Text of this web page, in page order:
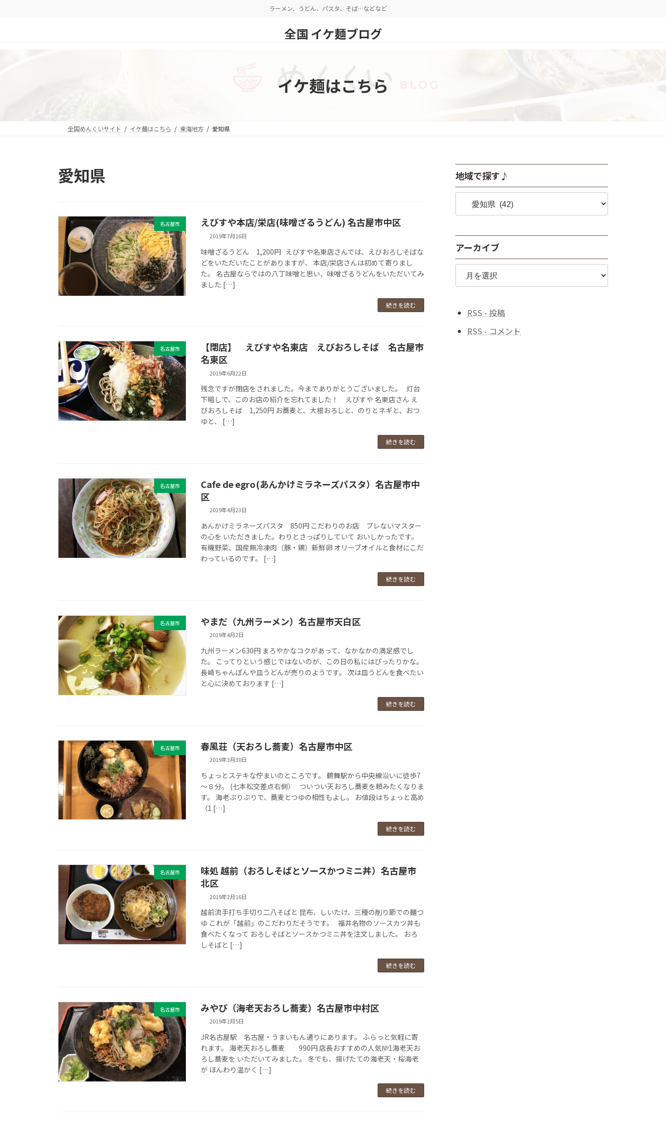
ラーメン、うどん、パスタ、そば…などなど
全国 イケ麺ブログ
イケ麺はこちら
全国めんくいサイト イケ麺はこちら 東海地方 愛知県
愛知県
名古屋市 えびすや本店/栄店(味噌ざるうどん) 名古屋市中区
2019年7月16日
味噌ざるうどん 1,200円 えびすや名東店さんでは、えびおろしそばな
どをいただいたことがありますが、 本店/栄店さんは初めて寄りまし
た。 名古屋ならではの八丁味噌と思い、味噌ざるうどんをいただいてみ
ました […]
続きを読む
名古屋市
【閉店】 えびすや名東店 えびおろしそば 名古屋市
名東区
2019年6月22日
残念ですが閉店をされました。今までありがとうございました。 灯台
下暗しで、このお店の紹介を忘れてました！ えびすや 名東店さん え
びおろしそば 1,250円 お蕎麦と、大根おろしと、のりとネギと、おつ
ゆと、 […]
続きを読む
名古屋市
Cafe de egro(あんかけミラネーズパスタ）名古屋市中
区
2019年4月23日
あんかけミラネーズパスタ 850円 こだわりのお店 ブレないマスター
の心を いただきました。わりとさっぱりしていて おいしかったです。
有機野菜、国産無冷凍肉（豚・鶏）新鮮卵 オリーブオイルと食材にこだ
わっているのです。 […]
続きを読む
名古屋市 やまだ（九州ラーメン）名古屋市天白区
2019年4月2日
九州ラーメン630円 まろやかなコクがあって、なかなかの満足感でし
た。 こってりという感じではないのが、この日の私にはぴったりかな。
長崎ちゃんぽんや皿うどんが売りのようです。 次は皿うどんを食べたい
と心に決めております […]
続きを読む
名古屋市 春風荘（天おろし蕎麦）名古屋市中区
2019年3月30日
ちょっとステキな佇まいのところです。 鶴舞駅から中央線沿いに徒歩7
～８分。 (七本松交差点右側） ついつい天おろし蕎麦を頼みたくなりま
す。 海老ぷりぷりで、蕎麦とつゆの相性もよし。 お値段はちょっと高め
（1 […]
続きを読む
名古屋市
味処 越前（おろしそばとソースかつミニ丼）名古屋市
北区
2019年2月16日
越前流手打ち手切り二八そばと 昆布、しいたけ、三種の削り節での麺つ
ゆ これが「越前」のこだわりだそうです。 福井名物のソースカツ丼も
食べたくなって おろしそばとソースかつミニ丼を注文しました。 おろ
しそばと […]
続きを読む
名古屋市 みやび（海老天おろし蕎麦）名古屋市中村区
2019年2月5日
JR名古屋駅 名古屋・うまいもん通りにあります。 ふらっと気軽に寄
れます。 海老天おろし蕎麦 990円 店長おすすめの人気№1海老天お
ろし蕎麦を いただいてみました。 冬でも、揚げたての海老天・桜海老
が ほんわり温かく […]
続きを読む
地域で探す♪
地
で
♪
アーカイブ
ア
カ
ブ RSS - 投稿
RSS - コメント